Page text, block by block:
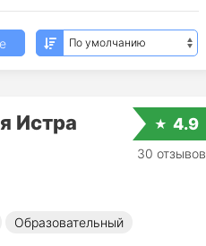
Истра
Образовательный
4.9
30 отзывов